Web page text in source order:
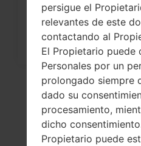
persigue el
relevantes de este
contactando al
El Propietario puede
Personales por un
prolongado siempre
dado su
procesamiento,
dicho
Propietario puede